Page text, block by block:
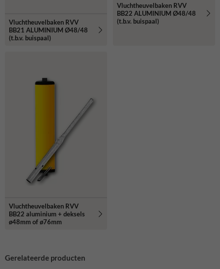
Vluchtheuvelbaken RVV
BB21 ALUMINIUM Ø48/48
(t.b.v. buispaal)
Vluchtheuvelbaken RVV
BB22 ALUMINIUM Ø48/48
(t.b.v. buispaal)
Vluchtheuvelbaken RVV
BB22 aluminium + deksels
ø48mm of ø76mm
Gerelateerde producten